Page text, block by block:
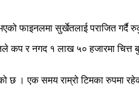
फाइनलमा सुर्खेतलाई पराजित गर्दै
र नगद १ लाख ५० हजारमा चित्त
छ । एक समय राम्रो टिमका रुपमा